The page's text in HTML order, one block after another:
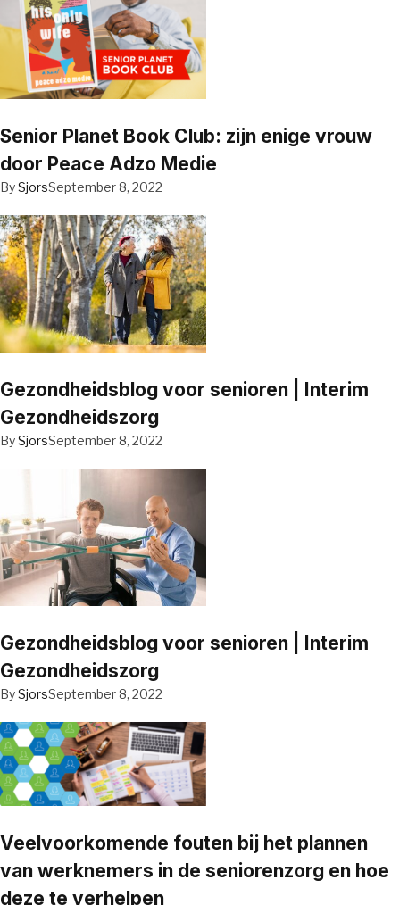
Senior Planet Book Club: zijn enige vrouw
door Peace Adzo Medie
BySjorsSeptember 8, 2022
Gezondheidsblog voor senioren | Interim
Gezondheidszorg
BySjorsSeptember 8, 2022
Gezondheidsblog voor senioren | Interim
Gezondheidszorg
BySjorsSeptember 8, 2022
Veelvoorkomende fouten bij het plannen
van werknemers in de seniorenzorg en hoe
deze te verhelpen